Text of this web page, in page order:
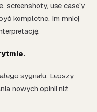
screenshoty, use case’y
kompletne. Im mniej
sygnału. Lepszy
nowych opinii niż